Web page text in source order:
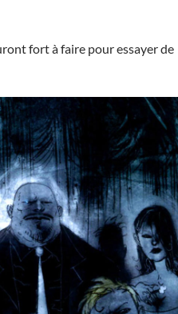
fort à faire pour essayer de